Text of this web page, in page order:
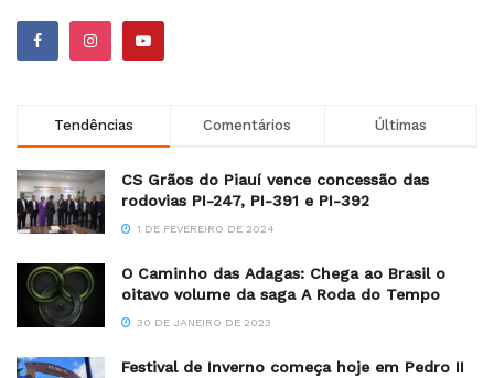
Tendências Comentários Últimas
CS Grãos do Piauí vence concessão das
rodovias PI-247, PI-391 e PI-392
1 DE FEVEREIRO DE 2024
O Caminho das Adagas: Chega ao Brasil o
oitavo volume da saga A Roda do Tempo
30 DE JANEIRO DE 2023
Festival de Inverno começa hoje em Pedro II